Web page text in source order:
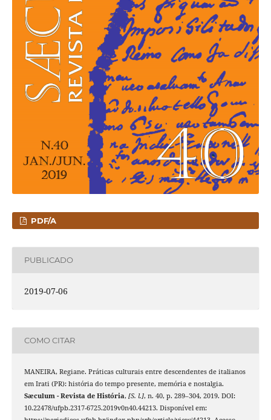
PDF/A
PUBLICADO
2019-07-06
COMO CITAR
MANEIRA, Regiane. Práticas culturais entre descendentes de italianos
em Irati (PR): história do tempo presente, memória e nostalgia.
Sæculum - Revista de História, [S. l.], n. 40, p. 289–304, 2019. DOI:
10.22478/ufpb.2317-6725.2019v0n40.44213. Disponível em: